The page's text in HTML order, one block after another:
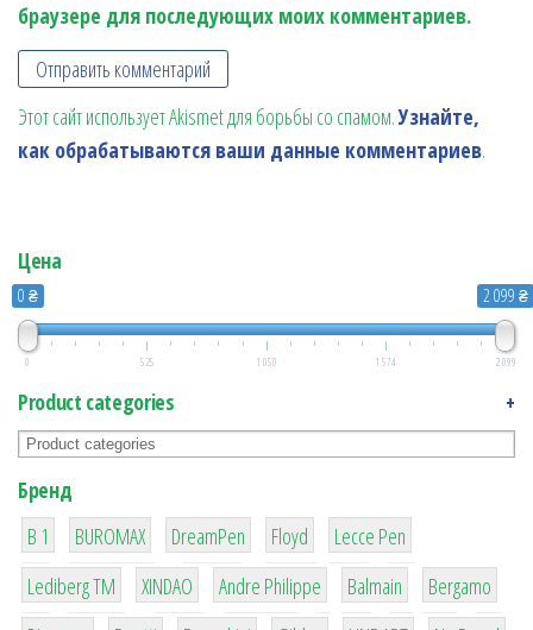
браузере для последующих моих комментариев.
Этот сайт использует Akismet для борьбы со спамом.Узнайте,
как обрабатываются ваши данные комментариев.
Цена
0 ₴ 2 099 ₴
0 525 1 050 1 574 2 099
Product categories +
Бренд
B 1
1
BUROMAX
1
DreamPen
2
Floyd
2
Lecce Pen
3
Lediberg ТМ
3
XINDAO
1
Andre Philippe
4
Balmain
26
Bergamo
64 299 4 42 4 90